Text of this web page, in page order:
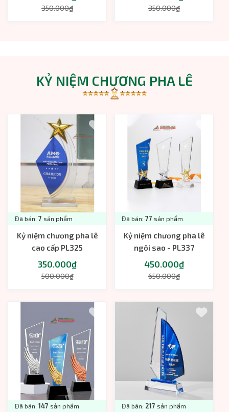
350.000₫ 350.000₫
KỶ NIỆM CHƯƠNG PHA LÊ
Đã bán: 7 sản phẩm
Kỷ niệm chương pha lê
cao cấp PL325
350.000₫
500.000₫
Đã bán: 77 sản phẩm
Kỷ niệm chương pha lê
ngôi sao - PL337
450.000₫
650.000₫
Đã bán:147 sản phẩm Đã bán: 217 sản phẩm